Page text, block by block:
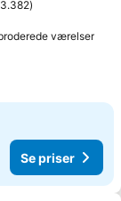
3.382
værelser
Se priser